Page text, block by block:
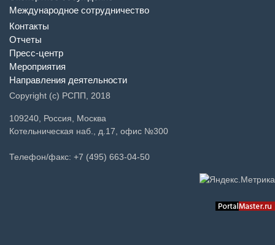
Международное сотрудничество
Контакты
Отчеты
Пресс-центр
Мероприятия
Направления деятельности
Copyright (c) РСПП, 2018
109240, Россия, Москва
Котельническая наб., д.17, офис №300
Телефон/факс: +7 (495) 663-04-50